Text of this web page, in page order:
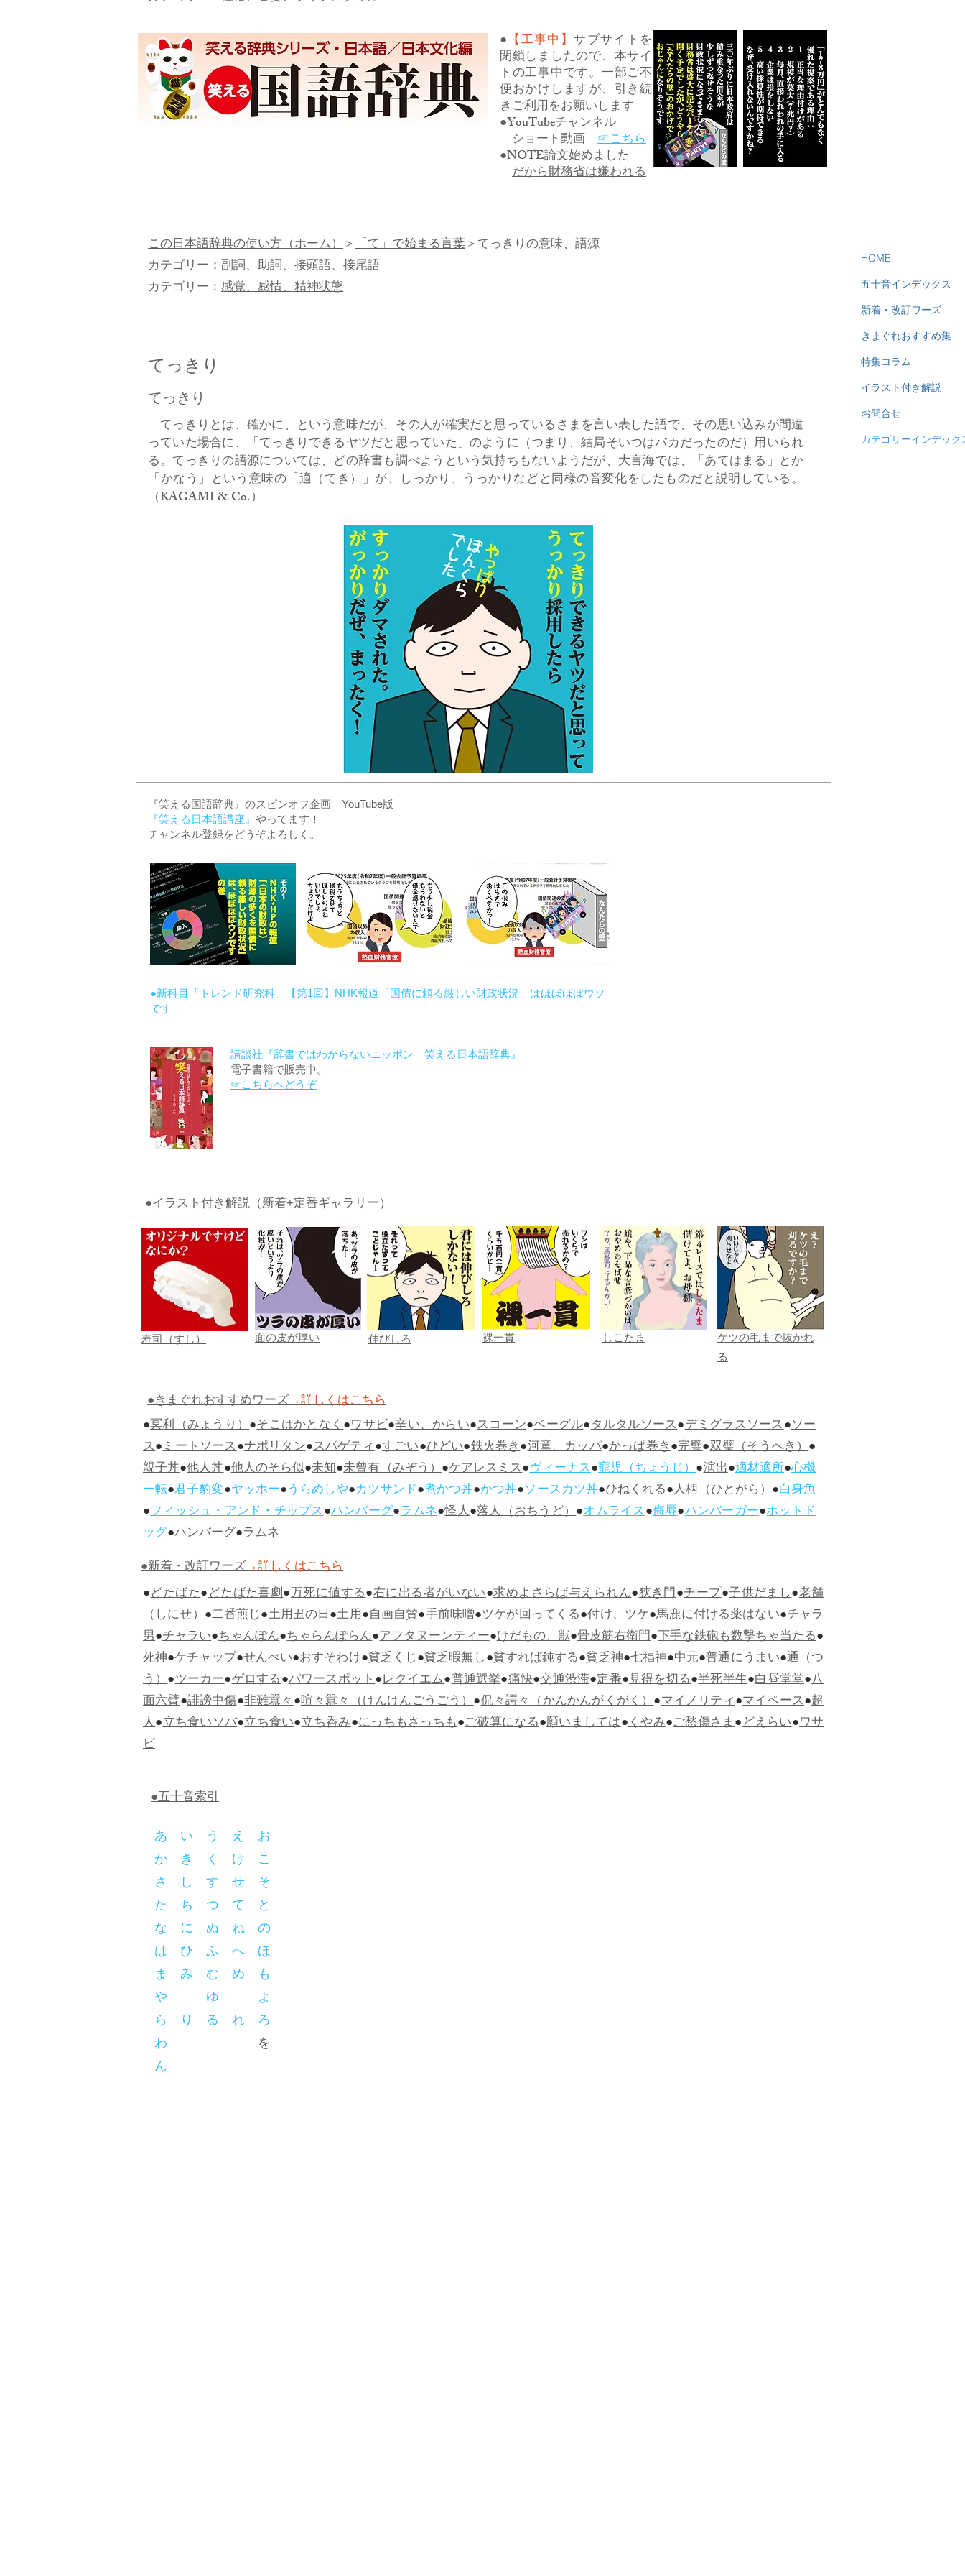
● 【工事中】サブサイトを
閉鎖しましたので、本サイ
トの工事中です。一部ご不
便おかけしますが、引き続
きご利用をお願いします
●YouTubeチャンネル
ショート動画 ☞こちら
●NOTE論文始めました
だから財務省は嫌われる
この日本語辞典の使い方（ホーム）＞「て」で始まる言葉＞てっきりの意味、語源
カテゴリー： 副詞、助詞、接頭語、接尾語
カテゴリー： 感覚、感情、精神状態
てっきり
​てっきり
てっきりとは、確かに、という意味だが、その人が確実だと思っているさまを言い表した語で、その思い込みが間違
っていた場合に、「てっきりできるヤツだと思っていた」のように（つまり、結局そいつはバカだったのだ）用いられ
る。てっきりの語源については、どの辞書も調べようという気持ちもないようだが、大言海では、「あてはまる」とか
「かなう」という意味の「適（てき）」が、しっかり、うっかりなどと同様の音変化をしたものだと説明している。
（KAGAMI & Co.）
HOME
五十音インデックス
新着・改訂ワーズ
きまぐれおすすめ集
特集コラム
イラスト付き解説
お問合せ
カテゴリーインデック
『笑える国語辞典』のスピンオフ企画 YouTube版
『笑える日本語講座』 やってます！
チャンネル登録をどうぞよろしく。
●新科目「トレンド研究科」【第1回】NHK報道「国債に頼る厳しい財政状況」はほぼほぼウソ
です
講談社『辞書ではわからないニッポン 笑える日本語辞典』
電子書籍で販売中。
☞こちらへどうぞ
●イラスト付き解説（新着+定番ギャラリー）
寿司（すし） 面の皮が厚い 伸びしろ 裸一貫 しこたま
ケツの毛まで抜かれ
る
●きまぐれおすすめワーズ→詳しくはこちら
●冥利（みょうり）●そこはかとなく●ワサビ●辛い、からい●スコーン●ベーグル●タルタルソース●デミグラスソース●ソー
ス●ミートソース●ナポリタン●スパゲティ●すごい●ひどい●鉄火巻き●河童、カッパ●かっぱ巻き●完璧●双璧（そうへき）●
親子丼●他人丼●他人のそら似●未知●未曾有（みぞう）●ケアレスミス●ヴィーナス●寵児（ちょうじ）●演出●適材適所●心機
一転●君子豹変●ヤッホー●うらめしや●カツサンド●煮かつ丼●かつ丼●ソースカツ丼●ひねくれる●人柄（ひとがら）●白身魚
●フィッシュ・アンド・チップス●ハンバーグ●ラムネ●怪人●落人（おちうど）●オムライス●侮辱●ハンバーガー●ホットド
ッグ●ハンバーグ●ラムネ
●新着・改訂ワーズ→詳しくはこちら
●どたばた●どたばた喜劇●万死に値する●右に出る者がいない●求めよさらば与えられん●狭き門●チープ●子供だまし●老舗
（しにせ）●二番煎じ●土用丑の日●土用●自画自賛●手前味噌●ツケが回ってくる●付け、ツケ●馬鹿に付ける薬はない●チャラ
男●チャラい●ちゃんぽん●ちゃらんぽらん●アフタヌーンティー●けだもの、獣●骨皮筋右衛門●下手な鉄砲も数撃ちゃ当たる●
死神●ケチャップ●せんべい●おすそわけ●貧乏くじ●貧乏暇無し●貧すれば鈍する●貧乏神●七福神●中元●普通にうまい●通（つ
う）●ツーカー●ゲロする●パワースポット●レクイエム●普通選挙●痛快●交通渋滞●定番●見得を切る●半死半生●白昼堂堂●八
面六臂●誹謗中傷●非難囂々●喧々囂々（けんけんごうごう）●侃々諤々（かんかんがくがく）●マイノリティ●マイペース●超
人●立ち食いソバ●立ち食い●立ち呑み●にっちもさっちも●ご破算になる●願いましては●くやみ●ご愁傷さま●どえらい●ワサ
ビ
●五十音索引
あ い う え お
か き く け こ
さ し す せ そ
た ち つ て と
な に ぬ ね の
は ひ ふ へ ほ
ま み む め も
や
ゆ
よ
ら り る れ ろ
わ を
ん